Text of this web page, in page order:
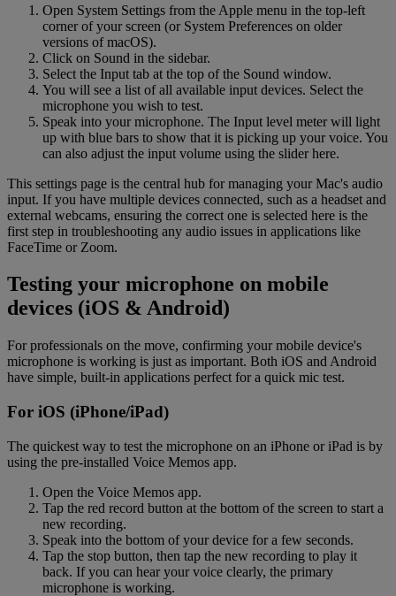
Open System Settings from the Apple menu in the top-left
corner of your screen (or System Preferences on older
versions of macOS).
Click on Sound in the sidebar.
Select the Input tab at the top of the Sound window.
You will see a list of all available input devices. Select the
microphone you wish to test.
Speak into your microphone. The Input level meter will light
up with blue bars to show that it is picking up your voice. You
can also adjust the input volume using the slider here.
This settings page is the central hub for managing your Mac's audio
input. If you have multiple devices connected, such as a headset and
external webcams, ensuring the correct one is selected here is the
first step in troubleshooting any audio issues in applications like
FaceTime or Zoom.
Testing your microphone on mobile
devices (iOS & Android)
For professionals on the move, confirming your mobile device's
microphone is working is just as important. Both iOS and Android
have simple, built-in applications perfect for a quick mic test.
For iOS (iPhone/iPad)
The quickest way to test the microphone on an iPhone or iPad is by
using the pre-installed Voice Memos app.
Open the Voice Memos app.
Tap the red record button at the bottom of the screen to start a
new recording.
Speak into the bottom of your device for a few seconds.
Tap the stop button, then tap the new recording to play it
back. If you can hear your voice clearly, the primary
microphone is working.